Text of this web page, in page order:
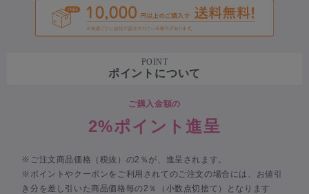
POINT
ポイントについて
ご購入金額の
2%ポイント進呈
※ご注文商品価格（税抜）の2％が、進呈されます。
※ポイントやクーポンをご利用されてのご注文の場合には、お値引
き分を差し引いた商品価格毎の2％（小数点切捨て）となります